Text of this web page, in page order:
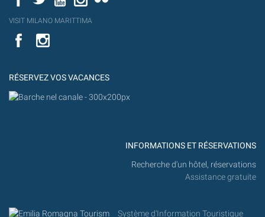
YouT
VISIT MILANO MARITTIMA
Flick
VISIT
MILANO
YouTube
RÉSERVEZ VOS VACANCES
INFORMATIONS ET RÉSERVATIONS
Recherche d'un hôtel, réservations
Assistance gratuite
Système d'Information Touristique